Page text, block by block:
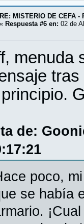
RE: MISTERIO DE CEFA -
« Respuesta #6 en: 02 de
menuda
de:
poco,
se había